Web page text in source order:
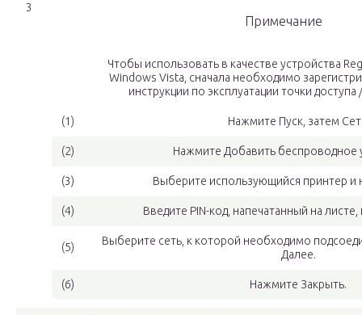
3
Примечание
Чтобы использовать в качестве устройства
Windows Vista, сначала необходимо
инструкции по эксплуатации точки
(1) Нажмите Пуск, затем
(2) Нажмите Добавить беспроводное
(3) Выберите использующийся принтер и
(4) Введите PIN-код, напечатанный на
(5)
Выберите сеть, к которой необходимо
Далее.
(6) Нажмите Закрыть.